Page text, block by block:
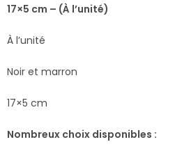
17×5 cm – (À l’unité)
À l’unité
Noir et marron
17×5 cm
Nombreux choix disponibles :